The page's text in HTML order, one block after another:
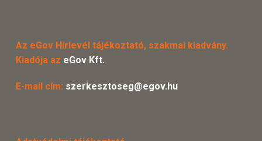
Az eGov Hírlevél tájékoztató, szakmai kiadvány.
Kiadója az eGov Kft.
E-mail cím: szerkesztoseg@egov.hu